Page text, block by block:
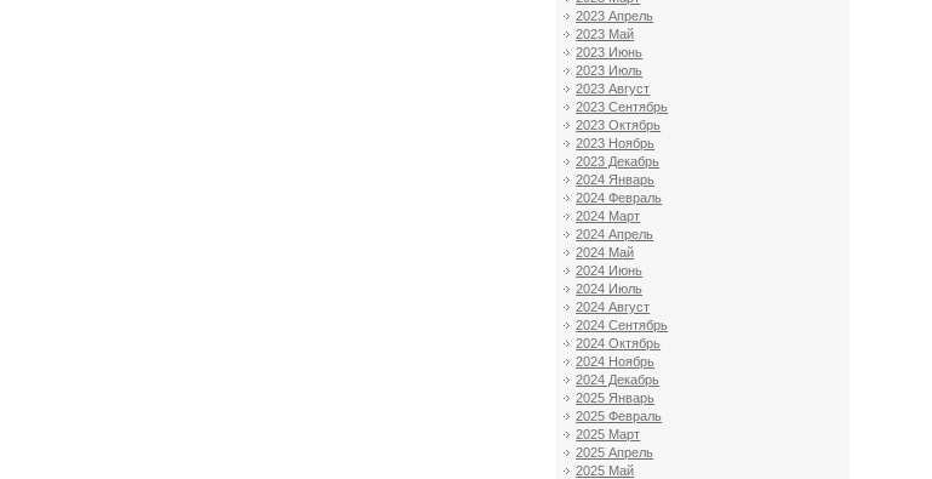
2023 Апрель
2023 Май
2023 Июнь
2023 Июль
2023 Август
2023 Сентябрь
2023 Октябрь
2023 Ноябрь
2023 Декабрь
2024 Январь
2024 Февраль
2024 Март
2024 Апрель
2024 Май
2024 Июнь
2024 Июль
2024 Август
2024 Сентябрь
2024 Октябрь
2024 Ноябрь
2024 Декабрь
2025 Январь
2025 Февраль
2025 Март
2025 Апрель
2025 Май